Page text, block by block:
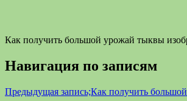
Как получить большой урожай тыквы
Навигация по записям
Предыдущая запись;Как получить